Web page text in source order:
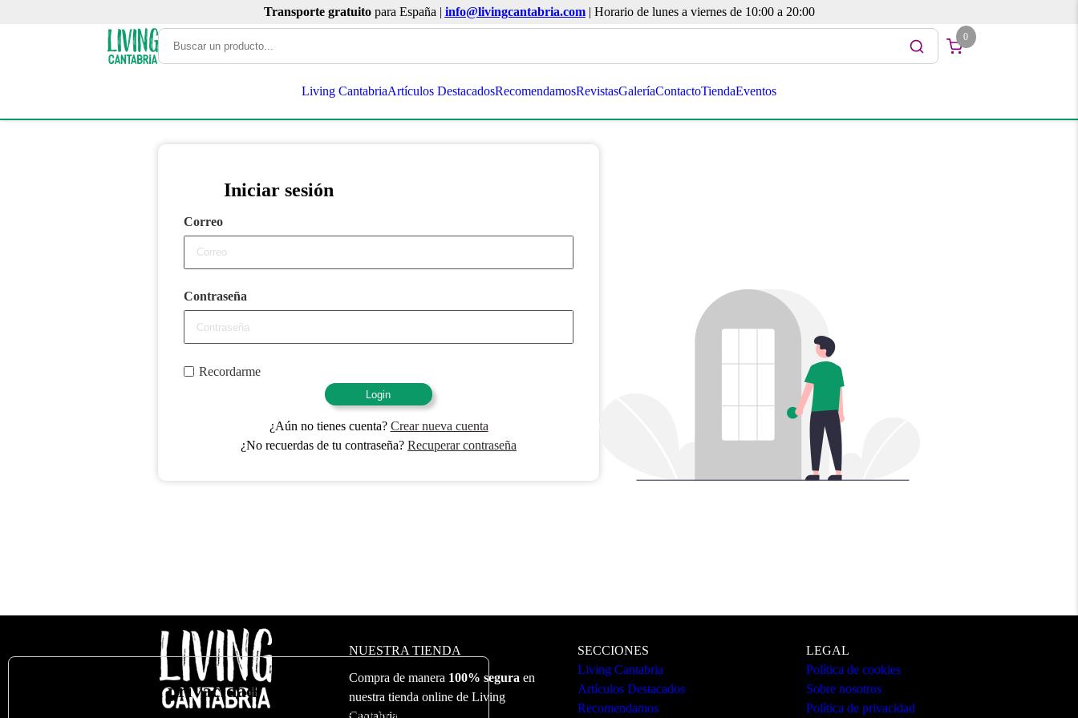
Transporte gratuitopara España | info@livingcantabria.com| Horario de lunes a viernes de 10:00 a 20:00
0
Living CantabriaArtículos DestacadosRecomendamosRevistasGaleríaContactoTiendaEventos
Iniciar sesión
Correo
Contraseña
Recordarme
Login
¿Aún no tienes cuenta? Crear nueva cuenta
¿No recuerdas de tu contraseña? Recuperar contraseña
NUESTRA TIENDA
Compra de manera 100% segura en
nuestra tienda online de Living
SECCIONES
Living Cantabria
Artículos Destacados
Recomendamos
LEGAL
Política de cookies
Sobre nosotros
Política de privacidad
Valoramos su privacidad
Utilizamos cookies para optimizar nuestro sitio web y nuestro servicio. Puede ver más